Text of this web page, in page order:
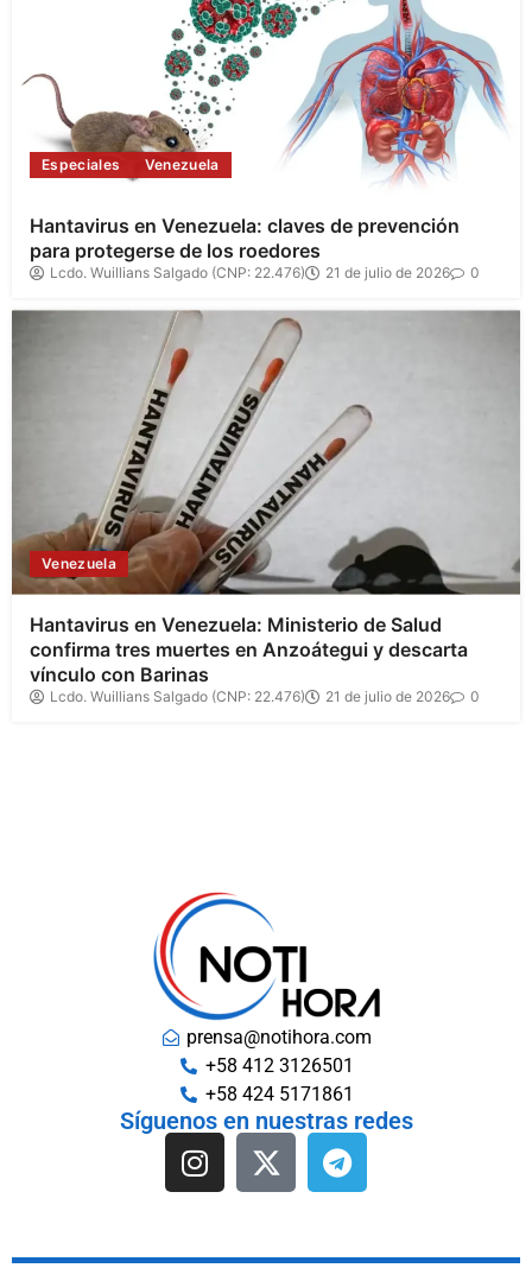
Especiales Venezuela
Hantavirus en Venezuela: claves de prevención
para protegerse de los roedores
Lcdo. Wuillians Salgado (CNP: 22.476) 21 de julio de 2026 0
Venezuela
Hantavirus en Venezuela: Ministerio de Salud
confirma tres muertes en Anzoátegui y descarta
vínculo con Barinas
Lcdo. Wuillians Salgado (CNP: 22.476) 21 de julio de 2026 0
prensa@notihora.com
+58 412 3126501
+58 424 5171861
Síguenos en nuestras redes